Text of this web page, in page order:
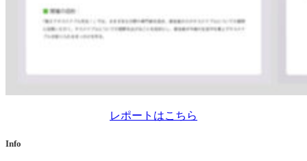
レポートはこちら
Info